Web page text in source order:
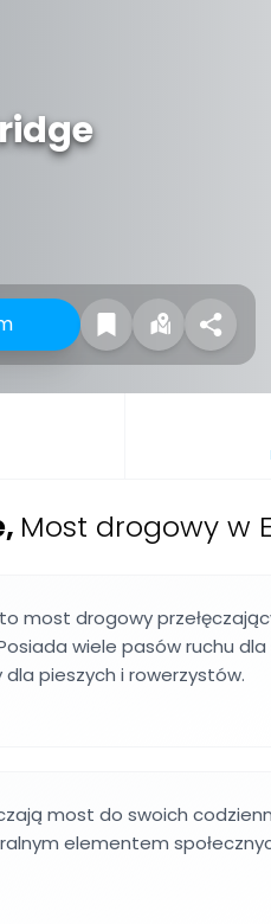
, Most drogowy w
most drogowy
wiele pasów ruchu
pieszych i rowerzystów.
most do swoich
elementem